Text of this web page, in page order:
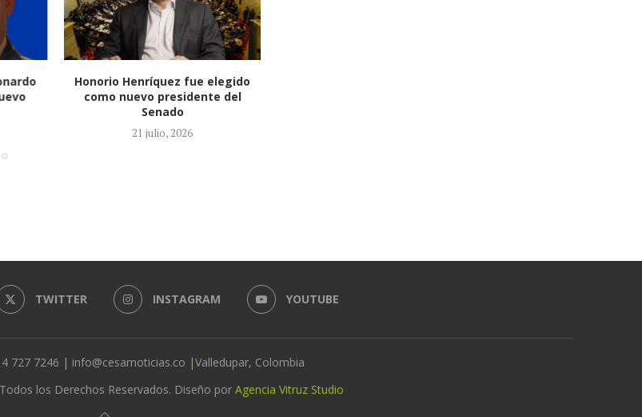
Honorio Henríquez fue elegido
como nuevo presidente del
Senado
21 julio, 2026
TWITTER INSTAGRAM YOUTUBE
727 7246 | info@cesarnoticias.co |Valledupar, Colombia
los Derechos Reservados. Diseño por Agencia Vitruz Studio